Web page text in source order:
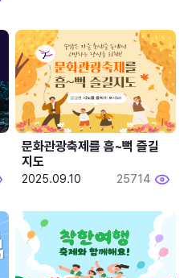
문화관광축제를 흠~뻑 즐길
지도
2025.09.10 25714